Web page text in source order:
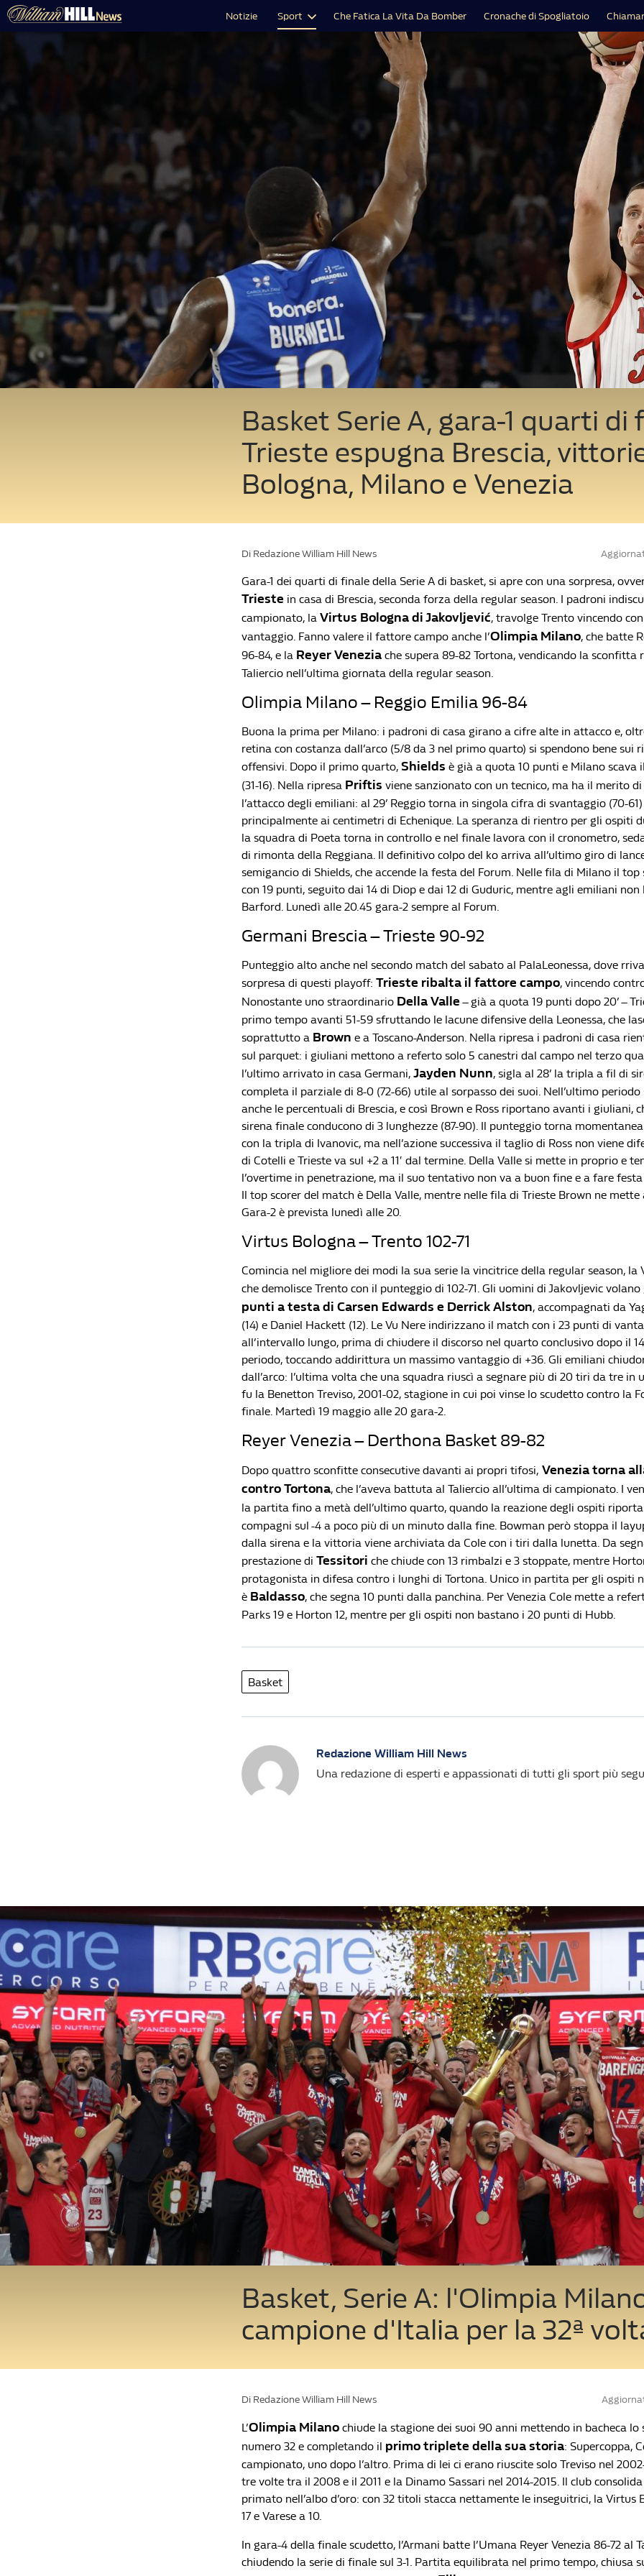
Notizie Sport Che Fatica La Vita Da Bomber Cronache di Spogliatoio
Basket Serie A, gara-1 quarti di
Trieste espugna Brescia,
Bologna, Milano e Venezia
Di Redazione William Hill News
Gara-1 dei quarti di finale della Serie A di basket, si apre con una sorpresa,
Trieste in casa di Brescia, seconda forza della regular season. I padroni
campionato, la Virtus Bologna di Jakovljević, travolge Trento vincendo
vantaggio. Fanno valere il fattore campo anche l’Olimpia Milano, che batte
96-84, e la Reyer Venezia che supera 89-82 Tortona, vendicando la sconfitta
Taliercio nell’ultima giornata della regular season.
Olimpia Milano – Reggio Emilia 96-84
Buona la prima per Milano: i padroni di casa girano a cifre alte in attacco e,
retina con costanza dall’arco (5/8 da 3 nel primo quarto) si spendono bene sui
offensivi. Dopo il primo quarto, Shields è già a quota 10 punti e Milano scava
(31-16). Nella ripresa Priftis viene sanzionato con un tecnico, ma ha il merito di
l’attacco degli emiliani: al 29’ Reggio torna in singola cifra di svantaggio (70-
principalmente ai centimetri di Echenique. La speranza di rientro per gli ospiti
la squadra di Poeta torna in controllo e nel finale lavora con il cronometro,
di rimonta della Reggiana. Il definitivo colpo del ko arriva all’ultimo giro di
semigancio di Shields, che accende la festa del Forum. Nelle fila di Milano il top
con 19 punti, seguito dai 14 di Diop e dai 12 di Guduric, mentre agli emiliani non
Barford. Lunedì alle 20.45 gara-2 sempre al Forum.
Germani Brescia – Trieste 90-92
Punteggio alto anche nel secondo match del sabato al PalaLeonessa, dove
sorpresa di questi playoff: Trieste ribalta il fattore campo, vincendo
Nonostante uno straordinario Della Valle – già a quota 19 punti dopo 20’ –
primo tempo avanti 51-59 sfruttando le lacune difensive della Leonessa, che
soprattutto a Brown e a Toscano-Anderson. Nella ripresa i padroni di casa
sul parquet: i giuliani mettono a referto solo 5 canestri dal campo nel terzo
l’ultimo arrivato in casa Germani, Jayden Nunn, sigla al 28’ la tripla a fil di
completa il parziale di 8-0 (72-66) utile al sorpasso dei suoi. Nell’ultimo periodo
anche le percentuali di Brescia, e così Brown e Ross riportano avanti i giuliani,
sirena finale conducono di 3 lunghezze (87-90). Il punteggio torna
con la tripla di Ivanovic, ma nell’azione successiva il taglio di Ross non viene
di Cotelli e Trieste va sul +2 a 11′ dal termine. Della Valle si mette in proprio e
l’overtime in penetrazione, ma il suo tentativo non va a buon fine e a fare
Il top scorer del match è Della Valle, mentre nelle fila di Trieste Brown ne mette
Gara-2 è prevista lunedì alle 20.
Virtus Bologna – Trento 102-71
Comincia nel migliore dei modi la sua serie la vincitrice della regular season, la
che demolisce Trento con il punteggio di 102-71. Gli uomini di Jakovljevic
punti a testa di Carsen Edwards e Derrick Alston, accompagnati da
(14) e Daniel Hackett (12). Le Vu Nere indirizzano il match con i 23 punti di
all’intervallo lungo, prima di chiudere il discorso nel quarto conclusivo dopo il
periodo, toccando addirittura un massimo vantaggio di +36. Gli emiliani
dall’arco: l’ultima volta che una squadra riuscì a segnare più di 20 tiri da tre in
fu la Benetton Treviso, 2001-02, stagione in cui poi vinse lo scudetto contro la
finale. Martedì 19 maggio alle 20 gara-2.
Reyer Venezia – Derthona Basket 89-82
Dopo quattro sconfitte consecutive davanti ai propri tifosi, Venezia torna
contro Tortona, che l’aveva battuta al Taliercio all’ultima di campionato. I
la partita fino a metà dell’ultimo quarto, quando la reazione degli ospiti
compagni sul -4 a poco più di un minuto dalla fine. Bowman però stoppa il
dalla sirena e la vittoria viene archiviata da Cole con i tiri dalla lunetta. Da
prestazione di Tessitori che chiude con 13 rimbalzi e 3 stoppate, mentre
protagonista in difesa contro i lunghi di Tortona. Unico in partita per gli ospiti
è Baldasso, che segna 10 punti dalla panchina. Per Venezia Cole mette a
Parks 19 e Horton 12, mentre per gli ospiti non bastano i 20 punti di Hubb.
Basket
Redazione William Hill News
Una redazione di esperti e appassionati di tutti gli sport più
Basket, Serie A: l'Olimpia
campione d'Italia per la 32ª
Di Redazione William Hill News
L’Olimpia Milano chiude la stagione dei suoi 90 anni mettendo in bacheca lo
numero 32 e completando il primo triplete della sua storia: Supercoppa,
campionato, uno dopo l’altro. Prima di lei ci erano riuscite solo Treviso nel
tre volte tra il 2008 e il 2011 e la Dinamo Sassari nel 2014-2015. Il club
primato nell’albo d’oro: con 32 titoli stacca nettamente le inseguitrici, la Virtus
17 e Varese a 10.
In gara-4 della finale scudetto, l’Armani batte l’Umana Reyer Venezia 86-72 al
chiudendo la serie di finale sul 3-1. Partita equilibrata nel primo tempo, chiusa